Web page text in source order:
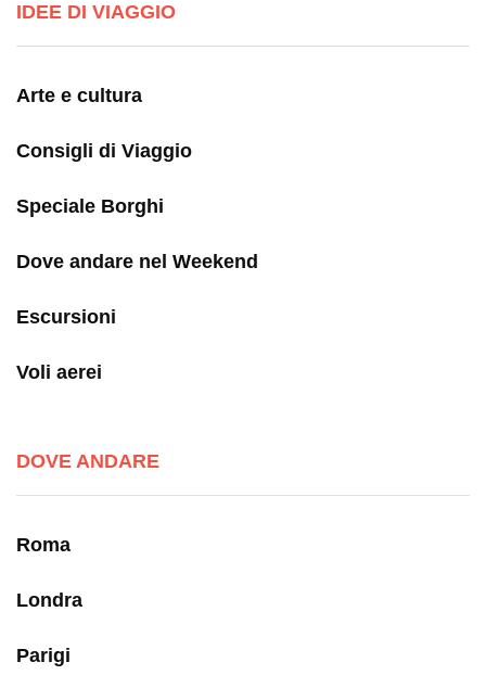
IDEE DI VIAGGIO
Arte e cultura
Consigli di Viaggio
Speciale Borghi
Dove andare nel Weekend
Escursioni
Voli aerei
DOVE ANDARE
Roma
Londra
Parigi